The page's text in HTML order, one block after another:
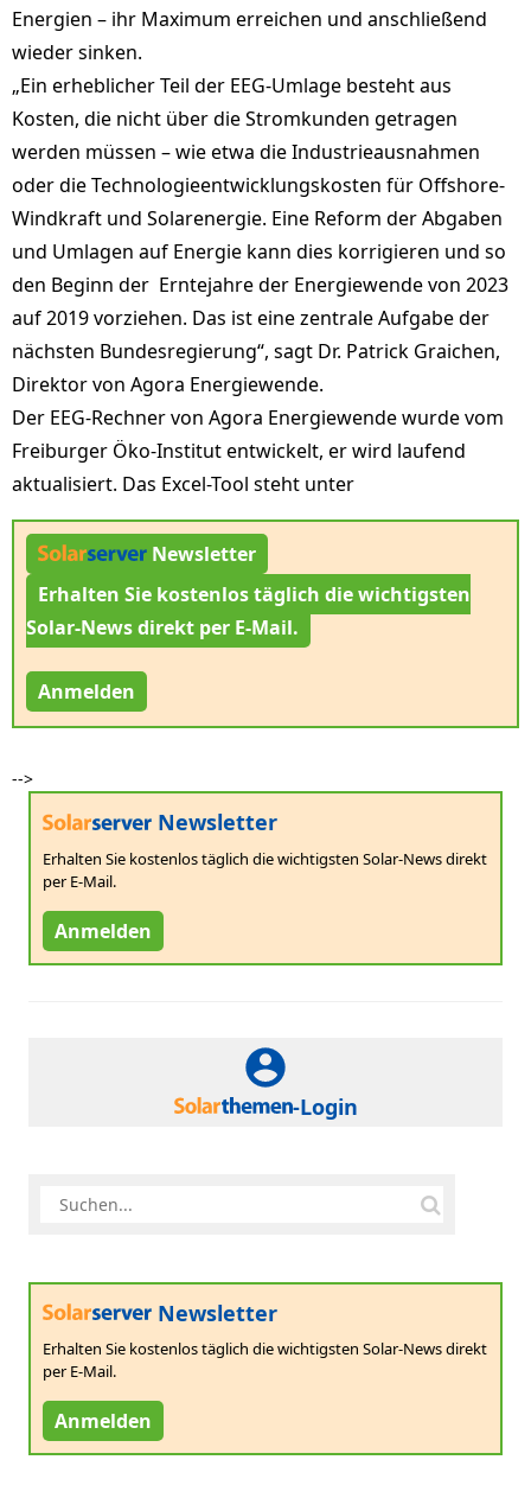
Energien – ihr Maximum erreichen und anschließend
wieder sinken.
„Ein erheblicher Teil der EEG-Umlage besteht aus
Kosten, die nicht über die Stromkunden getragen
werden müssen – wie etwa die Industrieausnahmen
oder die Technologieentwicklungskosten für Offshore-
Windkraft und Solarenergie. Eine Reform der Abgaben
und Umlagen auf Energie kann dies korrigieren und so
den Beginn der Erntejahre der Energiewende von 2023
auf 2019 vorziehen. Das ist eine zentrale Aufgabe der
nächsten Bundesregierung“, sagt Dr. Patrick Graichen,
Direktor von Agora Energiewende.
Der EEG-Rechner von Agora Energiewende wurde vom
Freiburger Öko-Institut entwickelt, er wird laufend
aktualisiert. Das Excel-Tool steht unter
Newsletter
Erhalten Sie kostenlos täglich die wichtigsten
Solar-News direkt per E-Mail.
Anmelden
-->
Newsletter
Erhalten Sie kostenlos täglich die wichtigsten Solar-News direkt
per E-Mail.
Anmelden
-Login
Newsletter
Erhalten Sie kostenlos täglich die wichtigsten Solar-News direkt
per E-Mail.
Anmelden